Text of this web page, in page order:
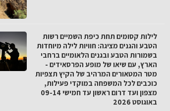
לילות קסומים תחת כיפת השמיים רשות
הטבע והגנים מציגה: חוויות לילה מיוחדות
בשמורות הטבע ובגנים הלאומיים ברחבי
הארץ, עם שיאו של מופע הפרסאידים -
מטר המטאורים המרהיב של הקיץ תצפיות
כוכבים לכל המשפחה במוקדי פעילות,
מצפון ועד דרום ראשון עד חמישי 09-14
באוגוסט 2026